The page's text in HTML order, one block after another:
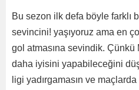
Bu sezon ilk defa böyle farklı
sevincini! yaşıyoruz ama en
gol atmasına sevindik. Çünkü
daha iyisini yapabileceğini
ligi yadırgamasın ve